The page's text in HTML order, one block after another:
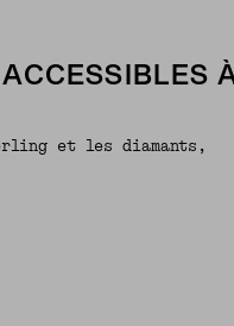
et les diamants,